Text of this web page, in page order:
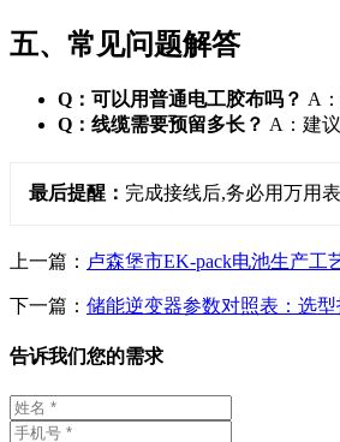
五、常见问题解答
Q：可以用普通电工胶布吗？ A
Q：线缆需要预留多长？ A：建
最后提醒： 完成接线后,务必用万用
上一篇： 卢森堡市EK-pack电池生产工
下一篇： 储能逆变器参数对照表：选
告诉我们您的需求